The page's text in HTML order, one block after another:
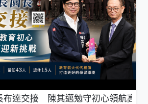
布達交接 陳其邁勉守初心領航高雄